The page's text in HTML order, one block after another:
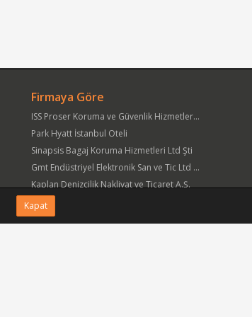
Firmaya Göre
ISS Proser Koruma ve Güvenlik Hizmetleri A.Ş.
Park Hyatt İstanbul Oteli
Sinapsis Bagaj Koruma Hizmetleri Ltd Şti
Gmt Endüstriyel Elektronik San ve Tic Ltd Şti
Kaplan Denizcilik Nakliyat ve Ticaret A.Ş.
APlus Hastane Otelcilik Hizmetleri A.Ş.
Kapat